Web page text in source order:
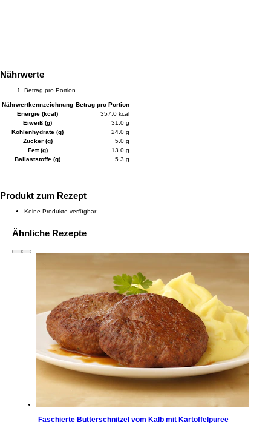
Nährwerte
Betrag pro Portion
Nährwertkennzeichnung Betrag pro Portion
Energie (kcal)
357.0 kcal
Eiweiß (g)
31.0 g
Kohlenhydrate (g)
24.0 g
Zucker (g)
5.0 g
Fett (g)
13.0 g
Ballaststoffe (g)
5.3 g
Produkt zum Rezept
Keine Produkte verfügbar.
Ähnliche Rezepte
Faschierte Butterschnitzel vom Kalb mit Kartoffelpüree